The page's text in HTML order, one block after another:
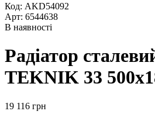
Код: AKD54092
Арт: 6544638
В наявності
Радіатор
TEKNIK 33
19 116 грн